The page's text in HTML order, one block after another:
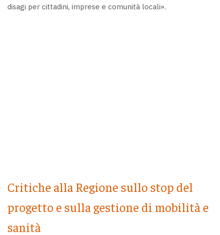
disagi per cittadini, imprese e comunità locali».
Critiche alla Regione sullo stop del
progetto e sulla gestione di mobilità e
sanità